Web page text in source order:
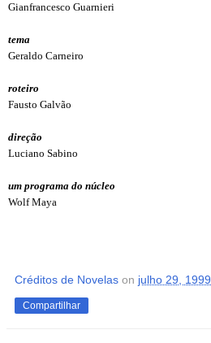
Gianfrancesco Guarnieri
tema
Geraldo Carneiro
roteiro
Fausto Galvão
direção
Luciano Sabino
um programa do núcleo
Wolf Maya
Créditos de Novelas on julho 29, 1999
Compartilhar